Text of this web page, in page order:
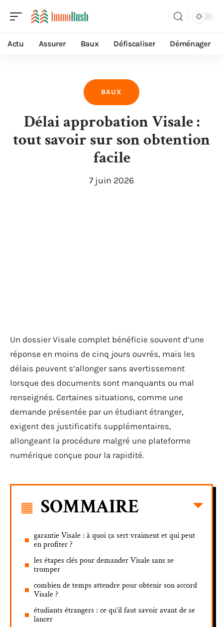
Actu Assurer Baux Défiscaliser Déménager
BAUX
Délai approbation Visale :
tout savoir sur son obtention
facile
7 juin 2026
Un dossier Visale complet bénéficie souvent d’une
réponse en moins de cinq jours ouvrés, mais les
délais peuvent s’allonger sans avertissement
lorsque des documents sont manquants ou mal
renseignés. Certaines situations, comme une
demande présentée par un étudiant étranger,
exigent des justificatifs supplémentaires,
allongeant la procédure malgré une plateforme
numérique conçue pour la rapidité.
SOMMAIRE
garantie Visale : à quoi ça sert vraiment et qui peut
en profiter ?
les étapes clés pour demander Visale sans se
tromper
combien de temps attendre pour obtenir son accord
Visale ?
étudiants étrangers : ce qu’il faut savoir avant de se
lancer